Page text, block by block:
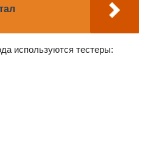
используются тестеры: